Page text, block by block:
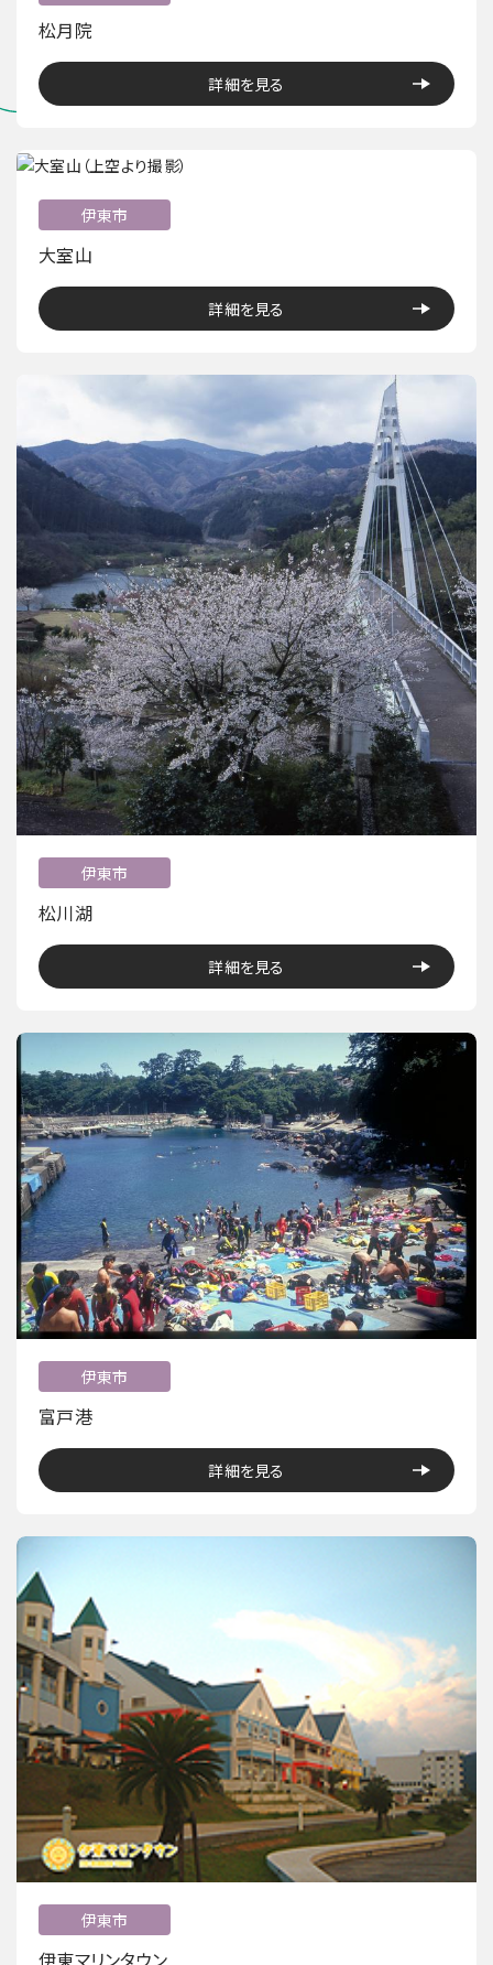
松月院
詳細を見る
伊東市
大室山
詳細を見る
伊東市
松川湖
詳細を見る
伊東市
富戸港
詳細を見る
伊東市
伊東マリンタウン